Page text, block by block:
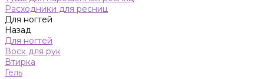
Расходники для ресниц
Для ногтей
Назад
Для ногтей
Воск для рук
Втирка
Гель